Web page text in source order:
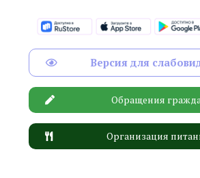
Версия для
Обращения
Организация